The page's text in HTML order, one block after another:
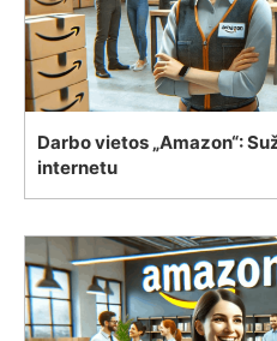
Darbo vietos „Amazon“:
internetu